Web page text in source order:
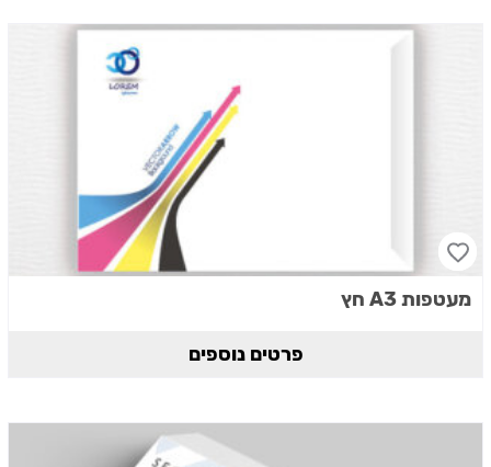
מעטפות A3 חץ
פרטים נוספים